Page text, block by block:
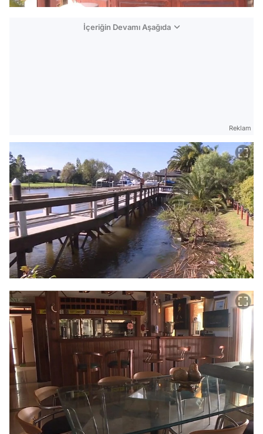
İçeriğin Devamı Aşağıda
Reklam